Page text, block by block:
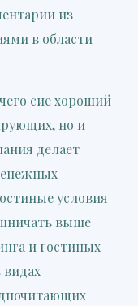
из
в области
сие хороший
но и
делает
условия
выше
и гостиных
видах